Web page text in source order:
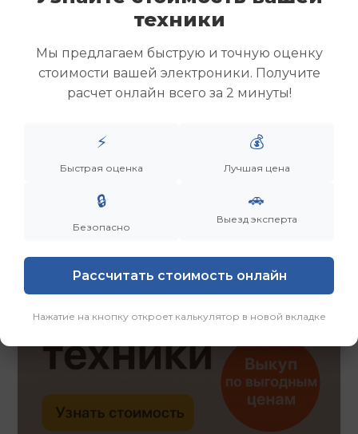
Скупка ноутбуков
Скупка ультрабуков
Скупка игровых ноутбуков
Скупка рабочих ноутбуков
Скупка старых ноутбуков (б/у)
Заказать Смотреть еще
техники
Мы предлагаем быструю и точную оценку
стоимости вашей электроники. Получите
расчет онлайн всего за 2 минуты!
⚡
Быстрая оценка
💰
Лучшая цена
🔒
Безопасно
🚗
Выезд эксперта
Рассчитать стоимость онлайн
Нажатие на кнопку откроет калькулятор в новой вкладке